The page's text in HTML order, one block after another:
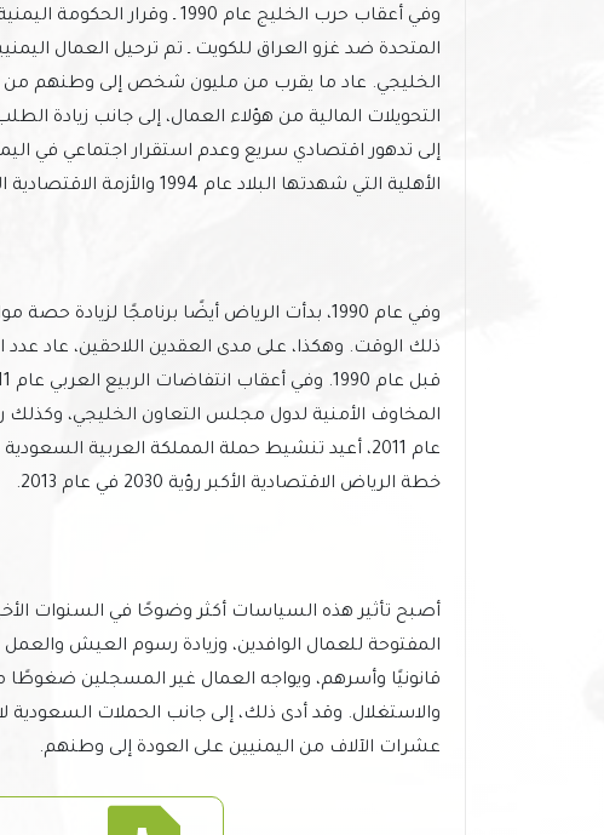
وفي أعقاب حرب الخليج عام 1990
المتحدة ضد غزو العراق للكويت ـ تم ترحيل العمال
الخليجي. عاد ما يقرب من مليون شخص إلى وطنهم من
التحويلات المالية من هؤلاء العمال، إلى جانب زيادة
إلى تدهور اقتصادي سريع وعدم استقرار اجتماعي في
الأهلية التي شهدتها البلاد عام 1994 والأزمة الاقتصادية الحالية.
وفي عام 1990، بدأت الرياض أيضًا برنامجًا
ذلك الوقت. وهكذا، على مدى العقدين اللاحقين، عاد
المخاوف الأمنية لدول مجلس التعاون الخليجي،
عام 2011، أعيد تنشيط حملة المملكة العربية
خطة الرياض الاقتصادية الأكبر رؤية 2030 في عام 2013.
أصبح تأثير هذه السياسات أكثر وضوحًا في السنوات
المفتوحة للعمال الوافدين، وزيادة رسوم العيش
قانونيًا وأسرهم، ويواجه العمال غير المسجلين ضغوطًا
والاستغلال. وقد أدى ذلك، إلى جانب الحملات السعودية
عشرات الآلاف من اليمنيين على العودة إلى وطنهم.